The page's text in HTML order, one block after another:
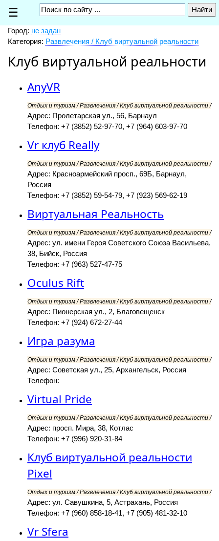
☰
Город: не задан
Категория: Развлечения / Клуб виртуальной реальности
Клуб виртуальной реальности
AnyVR
Отдых и туризм / Развлечения / Клуб виртуальной реальности /
Адрес: Пролетарская ул., 56, Барнаул
Телефон: +7 (3852) 52-97-70, +7 (964) 603-97-70
Vr клуб Really
Отдых и туризм / Развлечения / Клуб виртуальной реальности /
Адрес: Красноармейский просп., 69Б, Барнаул,
Россия
Телефон: +7 (3852) 59-54-79, +7 (923) 569-62-19
Виртуальная Реальность
Отдых и туризм / Развлечения / Клуб виртуальной реальности /
Адрес: ул. имени Героя Советского Союза Васильева,
38, Бийск, Россия
Телефон: +7 (963) 527-47-75
Oculus Rift
Отдых и туризм / Развлечения / Клуб виртуальной реальности /
Адрес: Пионерская ул., 2, Благовещенск
Телефон: +7 (924) 672-27-44
Игра разума
Отдых и туризм / Развлечения / Клуб виртуальной реальности /
Адрес: Советская ул., 25, Архангельск, Россия
Телефон:
Virtual Pride
Отдых и туризм / Развлечения / Клуб виртуальной реальности /
Адрес: просп. Мира, 38, Котлас
Телефон: +7 (996) 920-31-84
Клуб виртуальной реальности
Pixel
Отдых и туризм / Развлечения / Клуб виртуальной реальности /
Адрес: ул. Савушкина, 5, Астрахань, Россия
Телефон: +7 (960) 858-18-41, +7 (905) 481-32-10
Vr Sfera